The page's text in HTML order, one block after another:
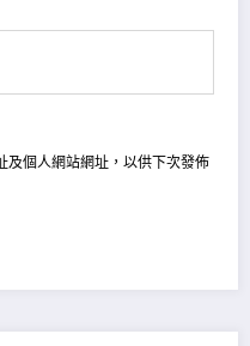
及個人網站網址，以供下次發佈